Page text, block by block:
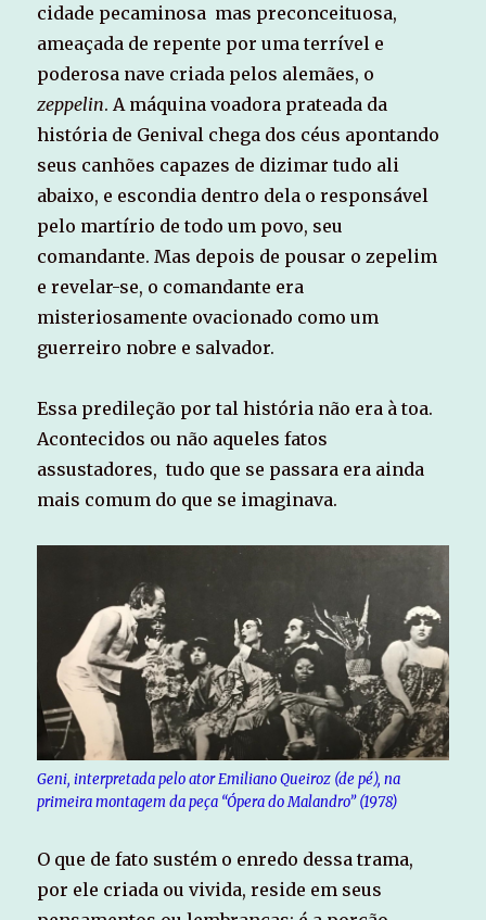
cidade pecaminosa mas preconceituosa,
ameaçada de repente por uma terrível e
poderosa nave criada pelos alemães, o
zeppelin. A máquina voadora prateada da
história de Genival chega dos céus apontando
seus canhões capazes de dizimar tudo ali
abaixo, e escondia dentro dela o responsável
pelo martírio de todo um povo, seu
comandante. Mas depois de pousar o zepelim
e revelar-se, o comandante era
misteriosamente ovacionado como um
guerreiro nobre e salvador.
Essa predileção por tal história não era à toa.
Acontecidos ou não aqueles fatos
assustadores, tudo que se passara era ainda
mais comum do que se imaginava.
Geni, interpretada pelo ator Emiliano Queiroz (de pé), na
primeira montagem da peça “Ópera do Malandro” (1978)
O que de fato sustém o enredo dessa trama,
por ele criada ou vivida, reside em seus